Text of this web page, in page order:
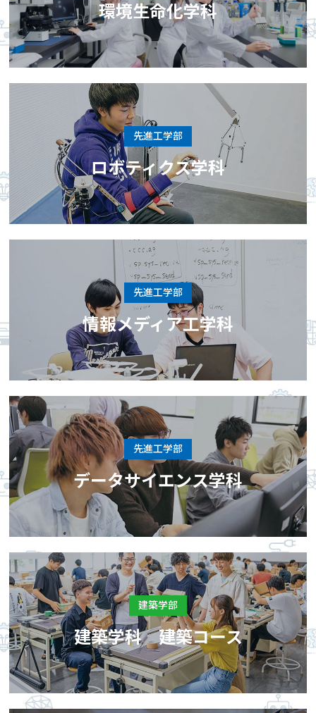
環境生命化学科
先進工学部
ロボティクス学科
先進工学部
情報メディア工学科
先進工学部
データサイエンス学科
建築学部
建築学科 建築コース